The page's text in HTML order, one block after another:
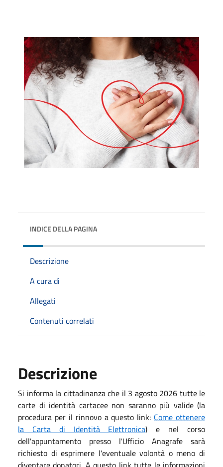
INDICE DELLA PAGINA
Descrizione
A cura di
Allegati
Contenuti correlati
Descrizione
Si informa la cittadinanza che il 3 agosto 2026 tutte le
carte di identità cartacee non saranno più valide (la
procedura per il rinnovo a questo link: Come ottenere
la Carta di Identità Elettronica) e nel corso
dell'appuntamento presso l'Ufficio Anagrafe sarà
richiesto di esprimere l'eventuale volontà o meno di